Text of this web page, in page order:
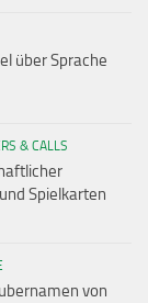
über Sprache
& CALLS
Spielkarten
von